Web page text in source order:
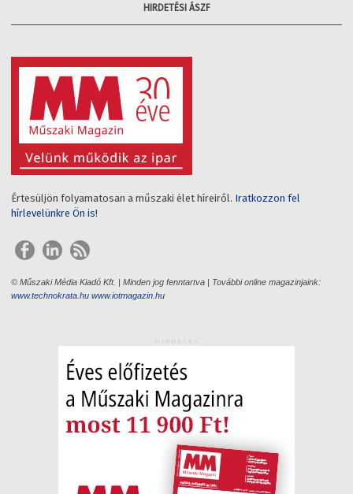
HIRDETÉSI ÁSZF
Értesüljön folyamatosan a műszaki élet híreiről. Iratkozzon fel
hírlevelünkre Ön is!
© Műszaki Média Kiadó Kft. | Minden jog fenntartva | További online magazinjaink:
www.technokrata.hu www.iotmagazin.hu
HIRDETÉS